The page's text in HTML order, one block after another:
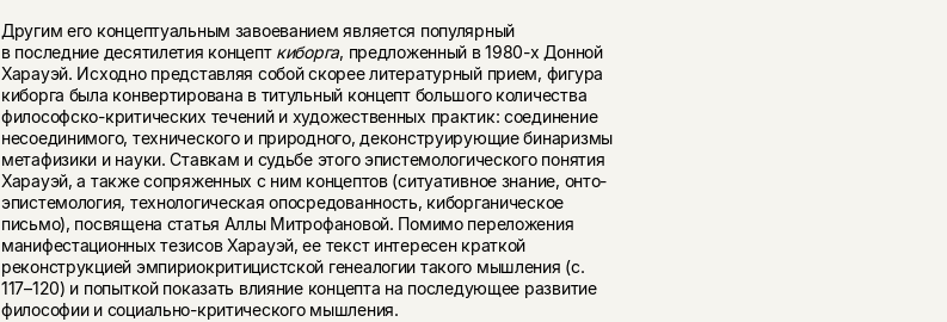
Другим его концептуальным завоеванием является популярный
в последние десятилетия концепт киборга, предложенный в1980-х Донной
Харауэй. Исходно представляя собой скорее литературный прием, фигура
киборга была конвертирована в титульный концепт большого количества
философско-критических течений и художественных практик: соединение
несоединимого, технического и природного, деконструирующие бинаризмы
метафизики и науки. Ставкам и судьбе этого эпистемологического понятия
Харауэй, а также сопряженных с ним концептов (ситуативное знание, онто-
эпистемология, технологическая опосредованность, киборганическое
письмо), посвящена статья Аллы Митрофановой. Помимо переложения
манифестационных тезисов Харауэй, ее текст интересен краткой
реконструкцией эмпириокритицистской генеалогии такого мышления (с.
117–120) и попыткой показать влияние концепта на последующее развитие
философии и социально-критического мышления.